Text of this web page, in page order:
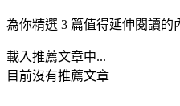
為你精選 3 篇值得延伸閱讀的
載入推薦文章中...
目前沒有推薦文章